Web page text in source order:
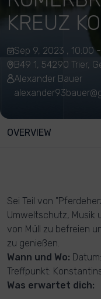
KREUZ
Sep 9, 2023 , 10:00
B49 1, 54290 Trier,
Alexander Bauer
OVERVIEW
Sei Teil von
Umweltschutz, Musik
von Müll zu befreien
zu genießen.
Wann und Wo:
Treffpunkt:
Was erwartet dich: